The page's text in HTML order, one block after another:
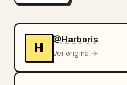
H
@Harboris
Ver original